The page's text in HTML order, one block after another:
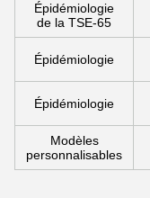
Épidémiologie
de la TSE-65
Épidémiologie
Épidémiologie
Modèles
personnalisables